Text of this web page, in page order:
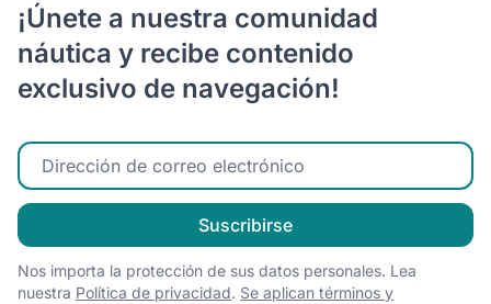
¡Únete a nuestra comunidad
náutica y recibe contenido
exclusivo de navegación!
Ingrese su correo electrónico
Suscribirse
Nos importa la protección de sus datos personales. Lea
nuestra Política de privacidad. Se aplican términos y